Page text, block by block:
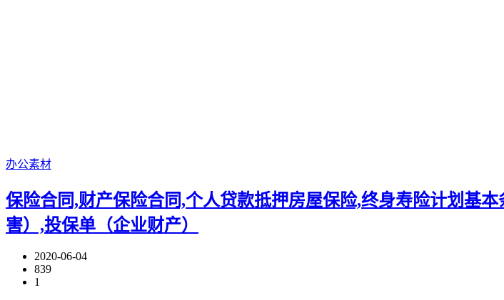
办公素材
保险合同,财产保险合同,个人贷款抵押房屋保险,终身寿险计划基
害）,投保单（企业财产）
2020-06-04
839
1